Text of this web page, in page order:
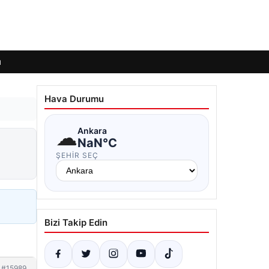
Hava Durumu
☁Ankara
NaN°C
ŞEHIR SEÇ
Bizi Takip Edin